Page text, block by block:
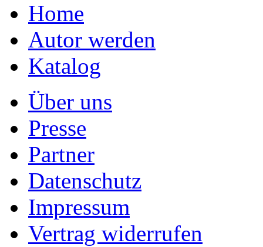
Home
Autor werden
Katalog
Über uns
Presse
Partner
Datenschutz
Impressum
Vertrag widerrufen